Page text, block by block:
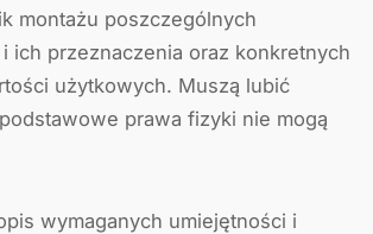
montażu poszczególnych
ich przeznaczenia oraz konkretnych
użytkowych. Muszą lubić
prawa fizyki nie mogą
wymaganych umiejętności i